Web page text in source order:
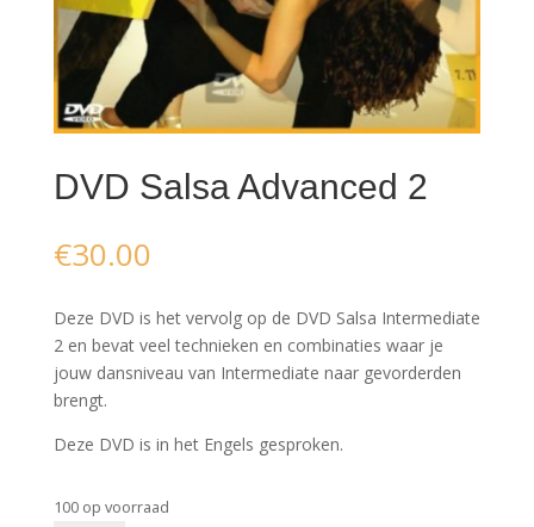
DVD Salsa Advanced 2
€30.00
Deze DVD is het vervolg op de DVD Salsa Intermediate
2 en bevat veel technieken en combinaties waar je
jouw dansniveau van Intermediate naar gevorderden
brengt.
Deze DVD is in het Engels gesproken.
100 op voorraad